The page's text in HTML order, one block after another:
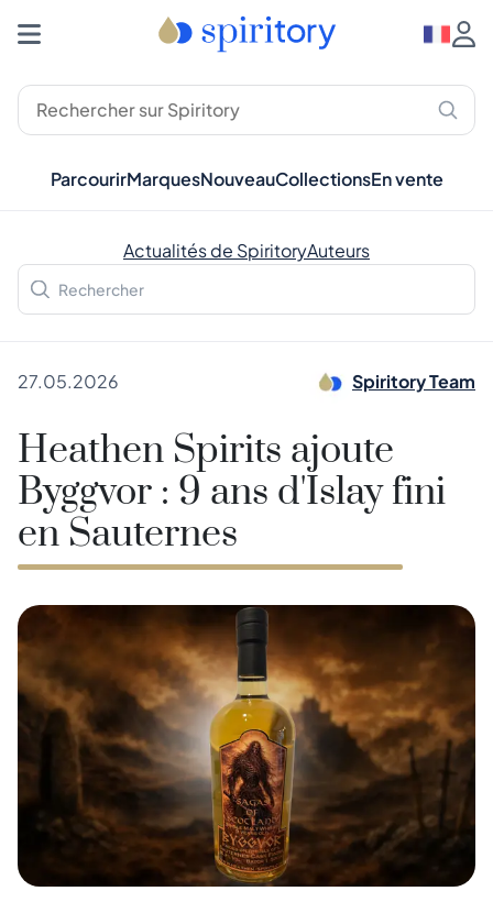
ParcourirMarquesNouveauCollectionsEn vente
Actualités de SpiritoryAuteurs
27.05.2026 Spiritory Team
Heathen Spirits ajoute
Byggvor : 9 ans d'Islay fini
en Sauternes